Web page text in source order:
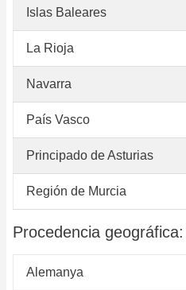
Islas Baleares
La Rioja
Navarra
País Vasco
Principado de Asturias
Región de Murcia
Procedencia
Alemanya